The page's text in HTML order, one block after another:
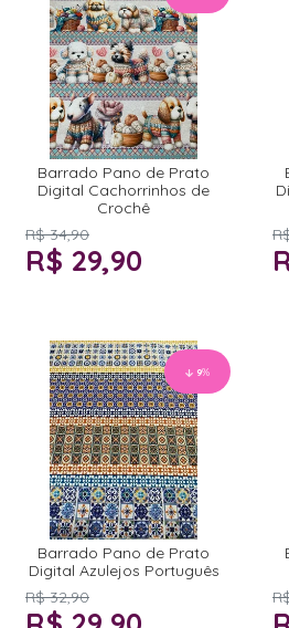
Barrado Pano de Prato
Digital Cachorrinhos de
Crochê
R$ 34,90
R$ 29,90
9%
Barrado Pano de Prato
Digital Azulejos Português
R$ 32,90